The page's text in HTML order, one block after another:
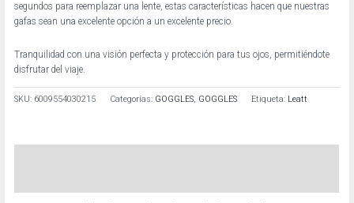
segundos para reemplazar una lente, estas características hacen que nuestras
gafas sean una excelente opción a un excelente precio.
Tranquilidad con una visión perfecta y protección para tus ojos, permitiéndote
disfrutar del viaje.
SKU: 6009554030215 Categorías: GOGGLES, GOGGLES Etiqueta: Leatt